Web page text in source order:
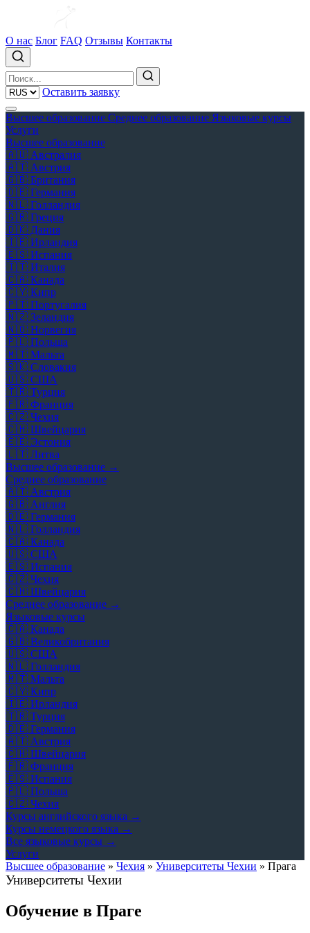
О нас Блог FAQ Отзывы Контакты
Оставить заявку
Высшее образование Среднее образование Языковые курсы
Услуги
Высшее образование
🇦🇺 Австралия
🇦🇹 Австрия
🇬🇧 Британия
🇩🇪 Германия
🇳🇱 Голландия
🇬🇷 Греция
🇩🇰 Дания
🇮🇪 Ирландия
🇪🇸 Испания
🇮🇹 Италия
🇨🇦 Канада
🇨🇾 Кипр
🇵🇹 Португалия
🇳🇿 Зеландия
🇳🇴 Норвегия
🇵🇱 Польша
🇲🇹 Мальта
🇸🇰 Словакия
🇺🇸 США
🇹🇷 Турция
🇫🇷 Франция
🇨🇿 Чехия
🇨🇭 Швейцария
🇪🇪 Эстония
🇱🇹 Литва
Высшее образование →
Среднее образование
🇦🇹 Австрия
🇬🇧 Англия
🇩🇪 Германия
🇳🇱 Голландия
🇨🇦 Канада
🇺🇸 США
🇪🇸 Испания
🇨🇿 Чехия
🇨🇭 Швейцария
Среднее образование →
Языковые курсы
🇨🇦 Канада
🇬🇧 Великобритания
🇺🇸 США
🇳🇱 Голландия
🇲🇹 Мальта
🇨🇾 Кипр
🇮🇪 Ирландия
🇹🇷 Турция
🇩🇪 Германия
🇦🇹 Австрия
🇨🇭 Швейцария
🇫🇷 Франция
🇪🇸 Испания
🇵🇱 Польша
🇨🇿 Чехия
Курсы английского языка →
Курсы немецкого языка →
Все языковые курсы →
Услуги
Высшее образование » Чехия » Университеты Чехии » Прага
Университеты Чехии
Обучение в Праге